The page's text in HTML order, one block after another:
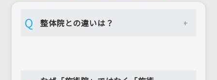
Q 整体院との違いは？